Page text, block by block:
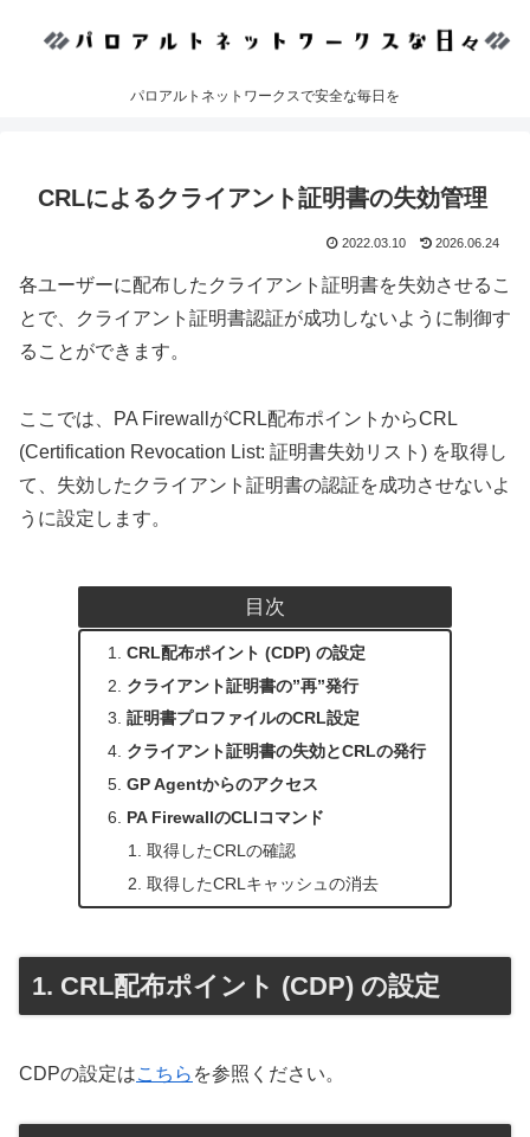
パロアルトネットワークスで安全な毎日を
CRLによるクライアント証明書の失効管理
2022.03.10 2026.06.24
各ユーザーに配布したクライアント証明書を失効させるこ
とで、クライアント証明書認証が成功しないように制御す
ることができます。
ここでは、PA FirewallがCRL配布ポイントからCRL
(Certification Revocation List: 証明書失効リスト) を取得し
て、失効したクライアント証明書の認証を成功させないよ
うに設定します。
目次
CRL配布ポイント (CDP) の設定
クライアント証明書の”再”発行
証明書プロファイルのCRL設定
クライアント証明書の失効とCRLの発行
GP Agentからのアクセス
PA FirewallのCLIコマンド
取得したCRLの確認
取得したCRLキャッシュの消去
CRL配布ポイント (CDP) の設定
CDPの設定はこちら を参照ください。